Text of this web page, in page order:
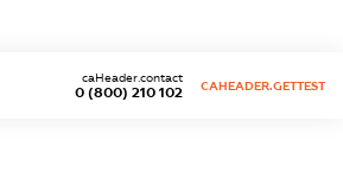
0 (800) 210 102
caHeader.contact
CAHEADER.GETTEST